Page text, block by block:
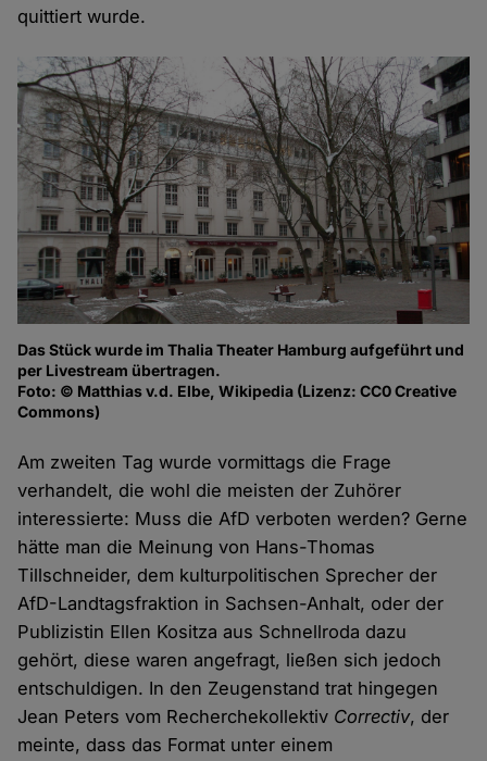
quittiert wurde.
Das Stück wurde im Thalia Theater Hamburg aufgeführt und
per Livestream übertragen.
Foto: © Matthias v.d. Elbe, Wikipedia (Lizenz: CC0 Creative
Commons)
Am zweiten Tag wurde vormittags die Frage
verhandelt, die wohl die meisten der Zuhörer
interessierte: Muss die AfD verboten werden? Gerne
hätte man die Meinung von Hans-Thomas
Tillschneider, dem kulturpolitischen Sprecher der
AfD-Landtagsfraktion in Sachsen-Anhalt, oder der
Publizistin Ellen Kositza aus Schnellroda dazu
gehört, diese waren angefragt, ließen sich jedoch
entschuldigen. In den Zeugenstand trat hingegen
Jean Peters vom Recherchekollektiv Correctiv, der
meinte, dass das Format unter einem